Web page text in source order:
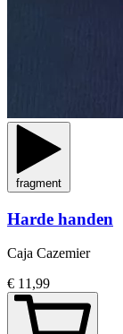
fragment
Harde handen
Caja Cazemier
€ 11,99